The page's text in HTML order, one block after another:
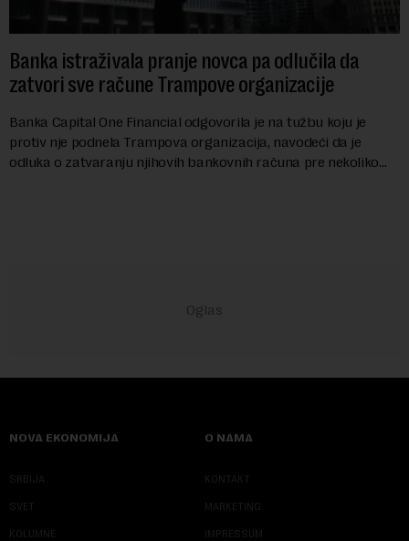
Banka istraživala pranje novca pa odlučila da
zatvori sve račune Trampove organizacije
Banka Capital One Financial odgovorila je na tužbu koju je
protiv nje podnela Trampova organizacija, navodeći da je
odluka o zatvaranju njihovih bankovnih računa pre nekoliko
NOVA EKONOMIJA
SRBIJA
SVET
KOLUMNE
O NAMA
KONTAKT
MARKETING
IMPRESSUM